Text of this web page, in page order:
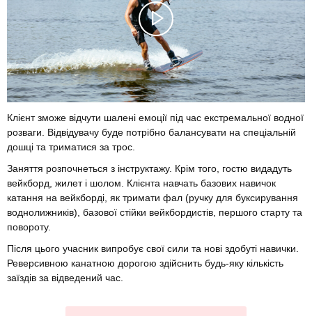
Клієнт зможе відчути шалені емоції під час екстремальної водної
розваги. Відвідувачу буде потрібно балансувати на спеціальній
дошці та триматися за трос.
Заняття розпочнеться з інструктажу. Крім того, гостю видадуть
вейкборд, жилет і шолом. Клієнта навчать базових навичок
катання на вейкборді, як тримати фал (ручку для буксирування
воднолижників), базової стійки вейкбордистів, першого старту та
повороту.
Після цього учасник випробує свої сили та нові здобуті навички.
Реверсивною канатною дорогою здійснить будь-яку кількість
заїздів за відведений час.